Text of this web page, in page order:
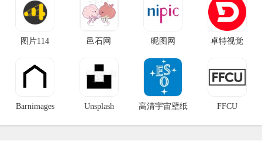
图片114 邑石网 昵图网 卓特视觉
Barnimages Unsplash 高清宇宙壁纸 FFCU